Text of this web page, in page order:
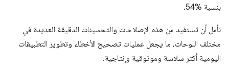
بنسبة %54.
نأمل أن تستفيد من هذه الإصلاحات والتحسينات الدقيقة العديدة في
مختلف اللوحات، ما يجعل عمليات تصحيح الأخطاء وتطوير التطبيقات
اليومية أكثر سلاسة وموثوقية وإنتاجية.